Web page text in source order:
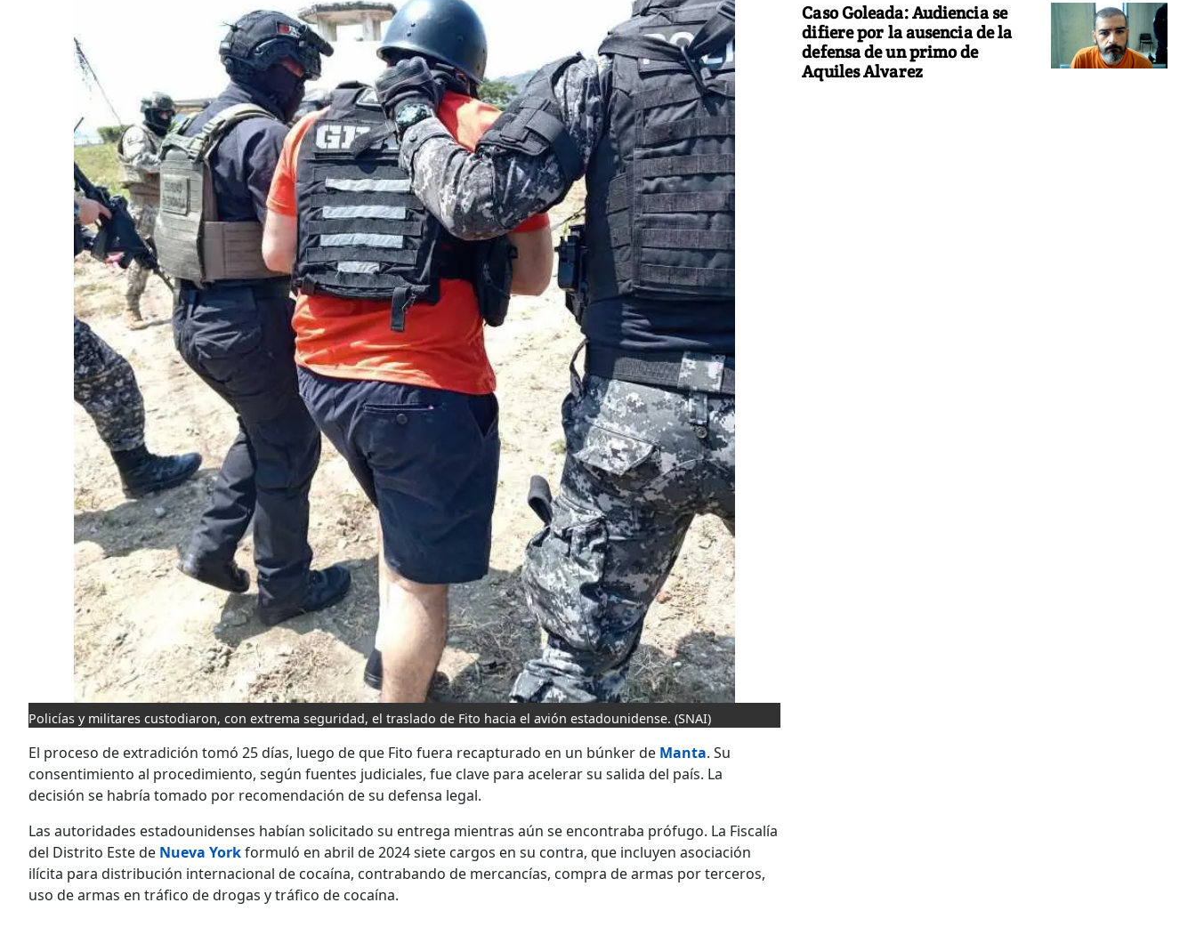
Policías y militares custodiaron, con extrema seguridad, el traslado de Fito hacia el avión estadounidense. (SNAI)
El proceso de extradición tomó 25 días, luego de que Fito fuera recapturado en un búnker de Manta. Su
consentimiento al procedimiento, según fuentes judiciales, fue clave para acelerar su salida del país. La
decisión se habría tomado por recomendación de su defensa legal.
Las autoridades estadounidenses habían solicitado su entrega mientras aún se encontraba prófugo. La Fiscalía
del Distrito Este de Nueva Yorkformuló en abril de 2024 siete cargos en su contra, que incluyen asociación
ilícita para distribución internacional de cocaína, contrabando de mercancías, compra de armas por terceros,
uso de armas en tráfico de drogas y tráfico de cocaína.
Caso Goleada: Audiencia se
difiere por la ausencia de la
defensa de un primo de
Aquiles Alvarez